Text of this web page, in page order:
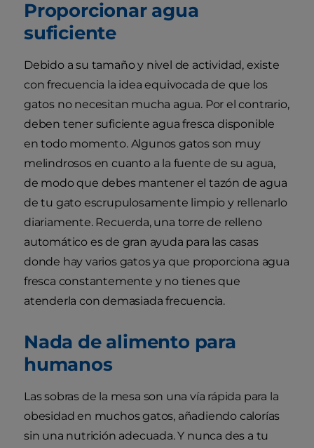
Proporcionar agua
suficiente
Debido a su tamaño y nivel de actividad, existe
con frecuencia la idea equivocada de que los
gatos no necesitan mucha agua. Por el contrario,
deben tener suficiente agua fresca disponible
en todo momento. Algunos gatos son muy
melindrosos en cuanto a la fuente de su agua,
de modo que debes mantener el tazón de agua
de tu gato escrupulosamente limpio y rellenarlo
diariamente. Recuerda, una torre de relleno
automático es de gran ayuda para las casas
donde hay varios gatos ya que proporciona agua
fresca constantemente y no tienes que
atenderla con demasiada frecuencia.
Nada de alimento para
humanos
Las sobras de la mesa son una vía rápida para la
obesidad en muchos gatos, añadiendo calorías
sin una nutrición adecuada. Y nunca des a tu